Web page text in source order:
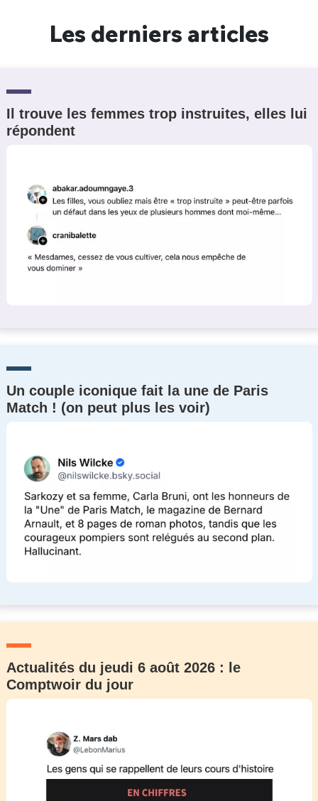
Les derniers articles
Il trouve les femmes trop instruites, elles lui
répondent
Un couple iconique fait la une de Paris
Match ! (on peut plus les voir)
Actualités du jeudi 6 août 2026 : le
Comptwoir du jour
Un Thread